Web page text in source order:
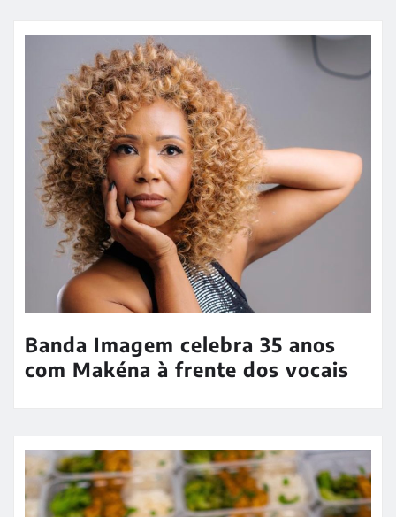
Banda Imagem celebra 35 anos
com Makéna à frente dos vocais